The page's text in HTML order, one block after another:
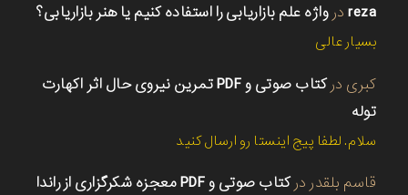
reza در واژه علم بازاریابی را استفاده کنیم یا هنر بازاریابی؟
بسیار عالی
کبری در
کتاب صوتی و PDF تمرین نیروی حال اثر اکهارت
توله
سلام. لطفا پیج اینستا رو ارسال کنید
قاسم بلقدر در کتاب صوتی و PDF معجزه شکرگزاری از راندا